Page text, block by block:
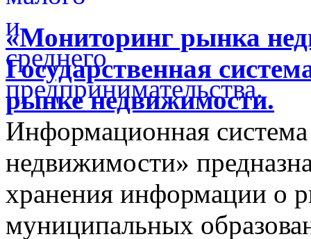
«Мониторинг рынка
Государственная
рынке недвижимости.
Информационная
недвижимости»
хранения информации о
муниципальных